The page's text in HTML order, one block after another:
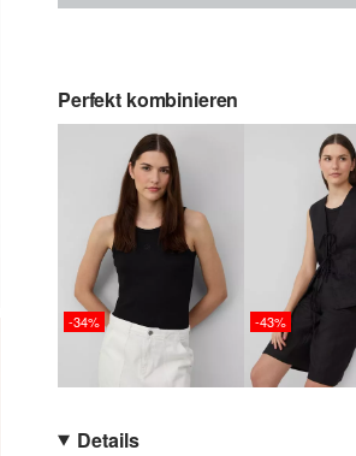
Perfekt kombinieren
-34% -43%
Details